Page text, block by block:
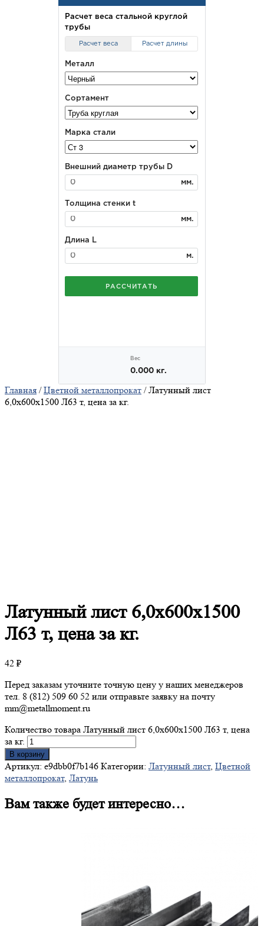
Главная /Цветной металлопрокат / Латунный лист
6,0х600х1500 Л63 т, цена за кг.
Латунныйлист 6,0х600х1500
Л63 т, цена за кг.
42 ₽
Перед заказам уточните точную цену у наших менеджеров
тел. 8 (812) 509 60 52 или отправьте заявку на почту
mm@metallmoment.ru
Количество товара Латунный лист 6,0х600х1500 Л63 т, цена
за кг.
В корзину
Артикул: e9dbb0f7b146 Категории: Латунный лист, Цветной
металлопрокат, Латунь
Вам также будет интересно…